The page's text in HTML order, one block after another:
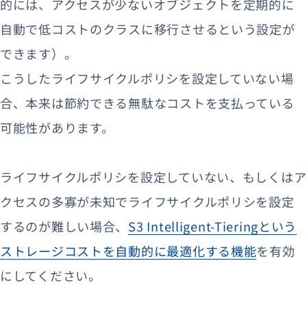
的には、アクセスが少ないオブジェクトを定期的に
自動で低コストのクラスに移行させるという設定が
できます）。
こうしたライフサイクルポリシを設定していない場
合、本来は節約できる無駄なコストを支払っている
可能性があります。
ライフサイクルポリシを設定していない、もしくはア
クセスの多寡が未知でライフサイクルポリシを設定
するのが難しい場合、 S3 Intelligent-Tieringという
ストレージコストを自動的に最適化する機能を有効
にしてください。